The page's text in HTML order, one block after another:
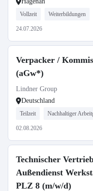
Vollzeit Weiterbildungen
24.07.2026
Verpacker /
(aGw*)
Lindner Group
Deutschland
Teilzeit Nachhaltiger
02.08.2026
Technischer
Außendienst
PLZ 8 (m/w/d)